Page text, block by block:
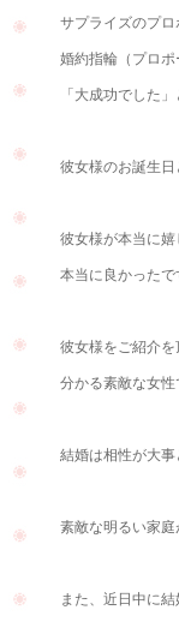
サプライズのプロ
婚約指輪（プロポ
「大成功でした
彼女様のお誕生
彼女様が本当に
本当に良かったで
彼女様をご紹介
分かる素敵な女
結婚は相性が大
素敵な明るい家庭
また、近日中に